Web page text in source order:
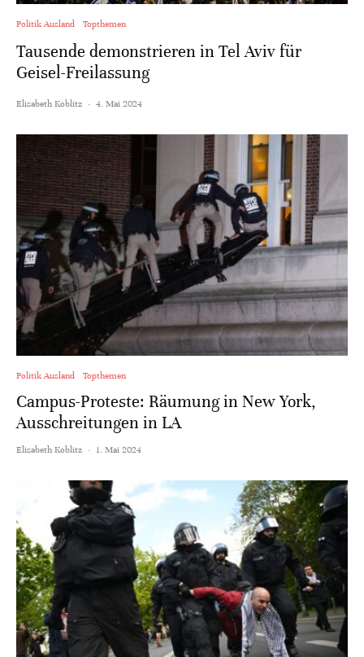
Politik Ausland Topthemen
Tausende demonstrieren in Tel Aviv für
Geisel-Freilassung
Elisabeth Koblitz · 4. Mai 2024
Politik Ausland Topthemen
Campus-Proteste: Räumung in New York,
Ausschreitungen in LA
Elisabeth Koblitz · 1. Mai 2024